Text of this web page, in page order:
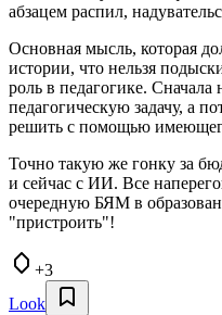
абзацем распил,
Основная мысль, которая
истории, что нельзя
роль в педагогике.
педагогическую задачу, а
решить с помощью
Точно такую же гонку за
и сейчас с ИИ. Все
очередную БЯМ в
"пристроить"!
+3
Look